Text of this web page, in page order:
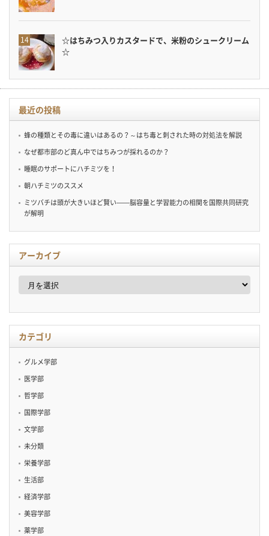
☆はちみつ入りカスタードで、米粉のシュークリーム
☆
最近の投稿
蜂の種類とその毒に違いはあるの？～はち毒と刺された時の対処法を解説
なぜ都市部のど真ん中ではちみつが採れるのか？
睡眠のサポートにハチミツを！
朝ハチミツのススメ
ミツバチは頭が大きいほど賢い——脳容量と学習能力の相関を国際共同研究
が解明
アーカイブ
ア
イ
カテゴリ
グルメ学部
医学部
哲学部
国際学部
文学部
未分類
栄養学部
生活部
経済学部
美容学部
薬学部